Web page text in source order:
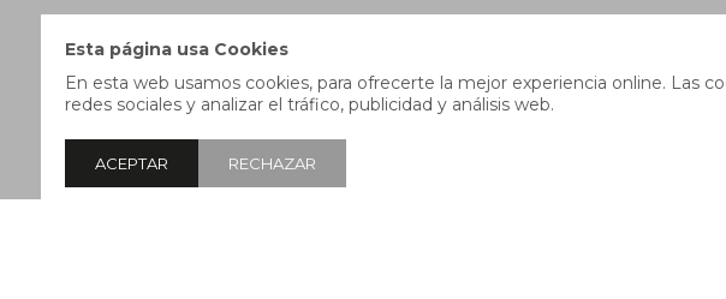
Esta página usa Cookies
En esta web usamos cookies, para ofrecerte la mejor experiencia online. Las
redes sociales y analizar el tráfico, publicidad y análisis web.
ACEPTAR RECHAZAR
Lunes a jueves de 9:00 a 13:00 y
de 14:00 a 17:45, viernes de 9:30
a 13:00 y de 14:00 a 17:45.
Nuestras tiendas